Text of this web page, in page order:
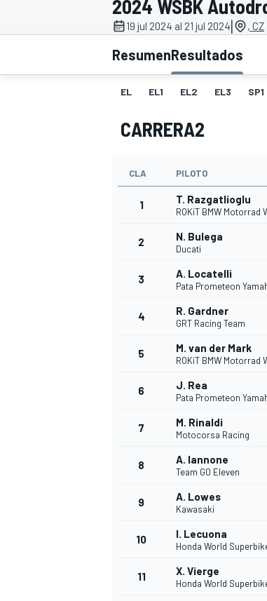
FÓRMULA E
2024 WSBK
19 jul 2024 al 21 jul 2024| , CZ
ResumenResultados
EL EL1 EL2 EL3 SP1
CARRERA2
CLA PILOTO
1 T. Razgatlioglu
ROKiT BMW Motorrad
2 N. Bulega
Ducati
3 A. Locatelli
Pata Prometeon
4 R. Gardner
GRT Racing Team
5 M. van der Mark
ROKiT BMW Motorrad
6 J. Rea
Pata Prometeon
7 M. Rinaldi
Motocorsa Racing
8 A. Iannone
Team GO Eleven
9 A. Lowes
Kawasaki
10 I. Lecuona
Honda World
11 X. Vierge
Honda World